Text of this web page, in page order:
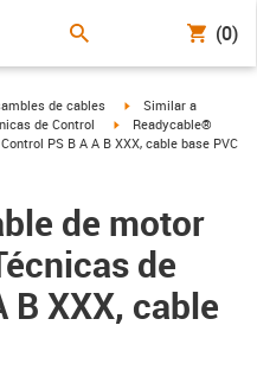
(0)
arrow-rightde cables igus-icon-arrow-right
Similar a
de Control igus-icon-arrow-right
Readycable®
PS B A A B XXX, cable base PVC
de motor
de
B XXX, cable